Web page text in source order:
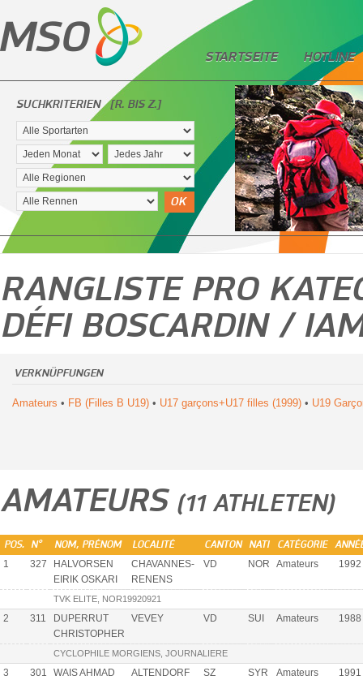
STARTSEITE HOTLINE
SUCHKRITERIEN [R. BIS Z.]
OK
RANGLISTE PRO
DÉFI BOSCARDIN /
VERKNÜPFUNGEN
Amateurs • FB (Filles B U19) • U17 garçons+U17 filles (1999) • U19
AMATEURS (11 ATHLETEN)
POS. N° NOM, PRÉNOM LOCALITÉ CANTON NATI CATÉGORIE
1 327
HALVORSEN
EIRIK OSKARI
CHAVANNES-
RENENS
VD NOR Amateurs 1992
TVK ELITE, NOR19920921
2 311
DUPERRUT
CHRISTOPHER
VEVEY VD SUI Amateurs 1988
CYCLOPHILE MORGIENS, JOURNALIERE
3 301
WAIS AHMAD
ALTENDORF SZ SYR Amateurs 1991